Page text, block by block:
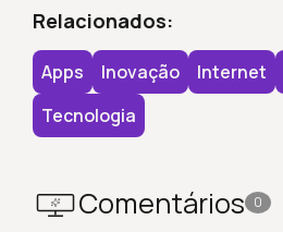
Relacionados:
Apps Inovação Internet
Tecnologia
Comentários 0